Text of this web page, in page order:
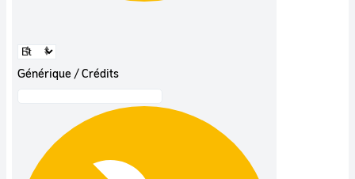
Générique / Crédits